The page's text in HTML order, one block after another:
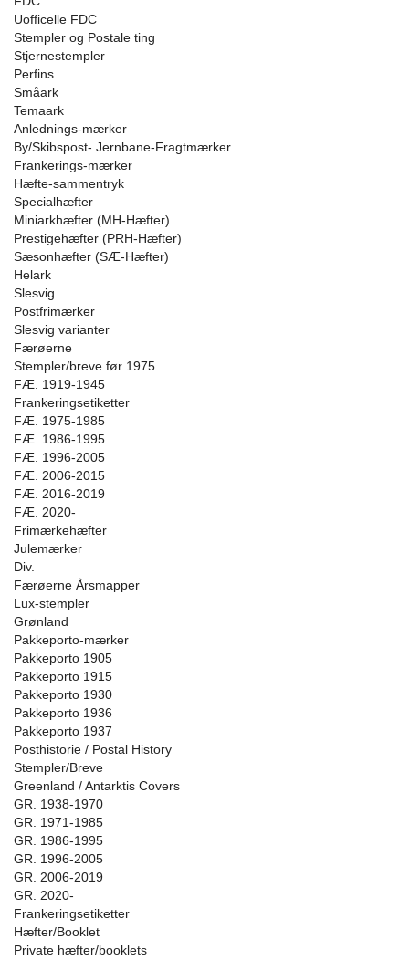
Uofficelle FDC
Stempler og Postale ting
Stjernestempler
Perfins
Småark
Temaark
Anlednings-mærker
By/Skibspost- Jernbane-Fragtmærker
Frankerings-mærker
Hæfte-sammentryk
Specialhæfter
Miniarkhæfter (MH-Hæfter)
Prestigehæfter (PRH-Hæfter)
Sæsonhæfter (SÆ-Hæfter)
Helark
Slesvig
Postfrimærker
Slesvig varianter
Færøerne
Stempler/breve før 1975
FÆ. 1919-1945
Frankeringsetiketter
FÆ. 1975-1985
FÆ. 1986-1995
FÆ. 1996-2005
FÆ. 2006-2015
FÆ. 2016-2019
FÆ. 2020-
Frimærkehæfter
Julemærker
Div.
Færøerne Årsmapper
Lux-stempler
Grønland
Pakkeporto-mærker
Pakkeporto 1905
Pakkeporto 1915
Pakkeporto 1930
Pakkeporto 1936
Pakkeporto 1937
Posthistorie / Postal History
Stempler/Breve
Greenland / Antarktis Covers
GR. 1938-1970
GR. 1971-1985
GR. 1986-1995
GR. 1996-2005
GR. 2006-2019
GR. 2020-
Frankeringsetiketter
Hæfter/Booklet
Private hæfter/booklets